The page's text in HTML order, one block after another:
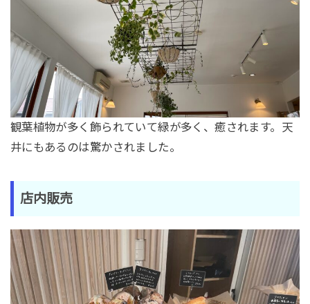
観葉植物が多く飾られていて緑が多く、癒されます。天
井にもあるのは驚かされました。
店内販売